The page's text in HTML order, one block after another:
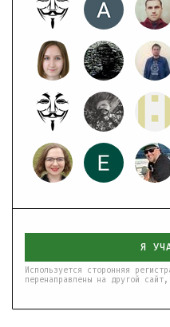
Я
Используется сторонняя
перенаправлены на другой